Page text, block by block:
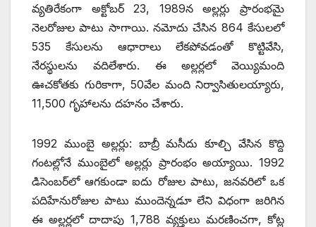
వ్యతిరేకంగా అక్టోబర్‌ 23, 1989‌న అల్లర్లు ప్రారంభమై
నెలరోజుల పాటు సాగాయి. నమోదు చేసిన 864 కేసులలో
535 కేసులను ఆధారాలు లేకపోవడంతో కొట్టివేసి,
నేరస్థులను వదిలేశారు. ఈ అల్లర్లలో వెయ్యిమంది
ఊచకోతకు గురికాగా, 50వేల మంది నిర్వాసితులయ్యారు,
11,500 గృహాలను దహనం చేశారు.
1992 ముంబై అల్లర్లు: బాబ్రీ మసీదు కూల్చి వేసిన కొద్ది
గంటల్లోనే ముంబైలో అల్లర్లు ప్రారంభం అయ్యాయి. 1992
డిసెంబర్‌లో ఆగకుండా ఐదు రోజుల పాటు, జనవరిలో ఒక
పదిహేనురోజుల పాటు ముందెన్నడూ లేని విధంగా జరిగిన
ఈ అల్లర్లలో దాదాపు 1,788 వ్యక్తులు మరణించగా, కోట్ల